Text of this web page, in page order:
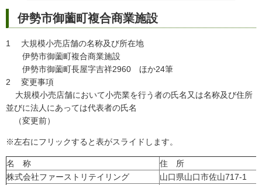
伊勢市御薗町複合商業施設
1 大規模小売店舗の名称及び所在地
伊勢市御薗町複合商業施設
伊勢市御薗町長屋字吉祥2960 ほか24筆
2 変更事項
大規模小売店舗において小売業を行う者の氏名又は名称及び住所
並びに法人にあっては代表者の氏名
（変更前）
※左右にフリックすると表がスライドします。
名 称
住 所
株式会社ファーストリテイリング
山口県山口市佐山717-1